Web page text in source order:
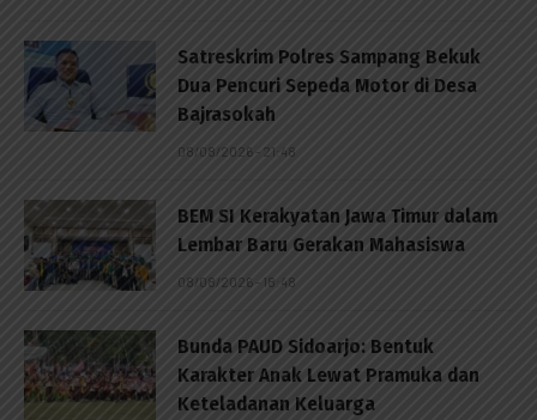
Satreskrim Polres Sampang Bekuk
Dua Pencuri Sepeda Motor di Desa
Bajrasokah
08/08/2026 - 21:48
BEM SI Kerakyatan Jawa Timur dalam
Lembar Baru Gerakan Mahasiswa
08/08/2026 - 18:48
Bunda PAUD Sidoarjo: Bentuk
Karakter Anak Lewat Pramuka dan
Keteladanan Keluarga